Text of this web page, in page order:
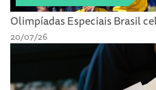
Olimpíadas Especiais Brasil
20/07/26